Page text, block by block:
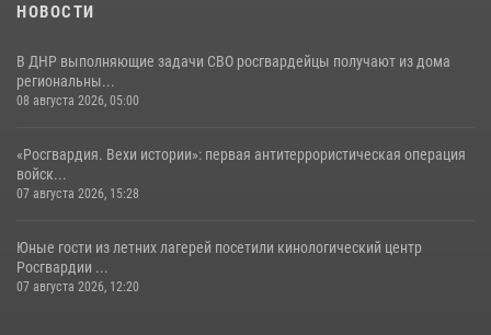
НОВОСТИ
В ДНР выполняющие задачи СВО росгвардейцы получают из дома
региональны...
08 августа 2026, 05:00
«Росгвардия. Вехи истории»: первая антитеррористическая операция
войск...
07 августа 2026, 15:28
Юные гости из летних лагерей посетили кинологический центр
Росгвардии ...
07 августа 2026, 12:20